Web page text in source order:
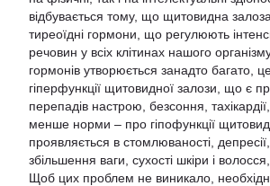
відбувається тому, що щитовидна
тиреоїдні гормони, що регулюють
речовин у всіх клітинах нашого
гормонів утворюється занадто багато,
гіперфункції щитовидної залози, що є
перепадів настрою, безсоння,
менше норми – про гіпофункції
проявляється в стомлюваності,
збільшення ваги, сухості шкіри і
Щоб цих проблем не виникало,